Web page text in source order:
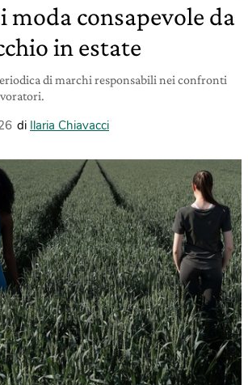
moda consapevole da
in estate
di marchi responsabili nei confronti
di Ilaria Chiavacci